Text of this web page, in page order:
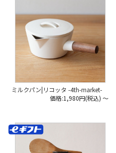
ミルクパン|リコッタ -4th-market-
価格:1,980円(税込) ～